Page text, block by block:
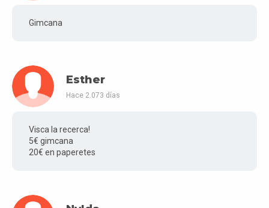
Gimcana
Esther
Hace 2.073 días
Visca la recerca!
5€ gimcana
20€ en paperetes